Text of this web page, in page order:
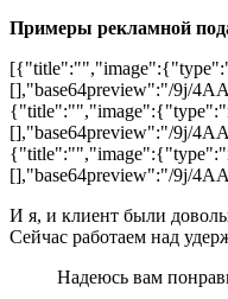
Примеры рекламной
[],"base64preview":"/9j/
[],"base64preview":"/9j/
[],"base64preview":"/9j/
И я, и клиент были
Сейчас работаем над
Надеюсь вам